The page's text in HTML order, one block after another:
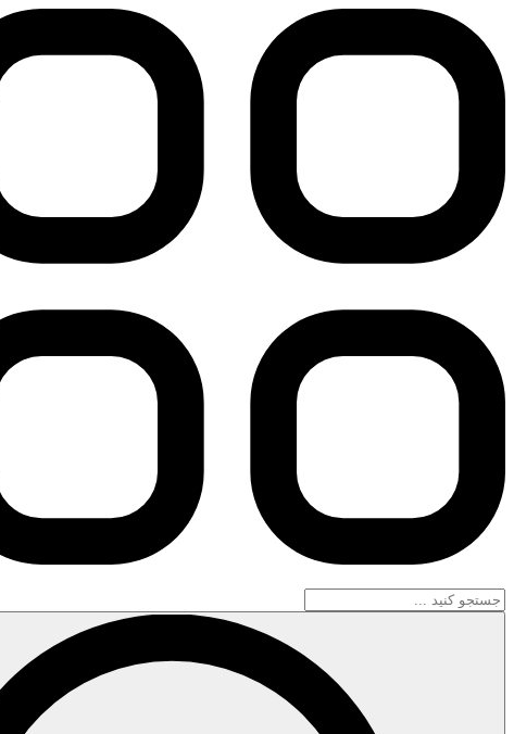
محتوا
جستجو
...